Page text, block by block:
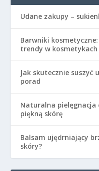
Udane zakupy –
Barwniki
trendy w kosmetykach
Jak skutecznie suszyć
porad
Naturalna pielęgnacja
piękną skórę
Balsam ujędrniający
skóry?